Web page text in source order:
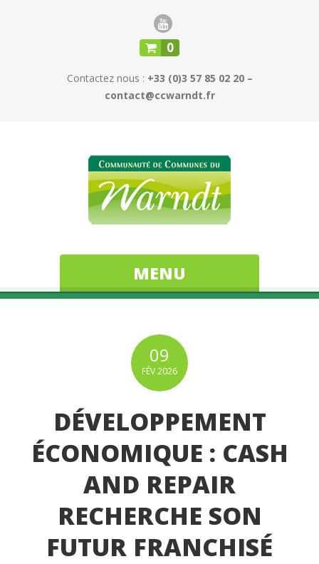
0
Contactez nous : +33 (0)3 57 85 02 20 –
contact@ccwarndt.fr
MENU
09
FÉV2026
DÉVELOPPEMENT
ÉCONOMIQUE : CASH
AND REPAIR
RECHERCHE SON
FUTUR FRANCHISÉ